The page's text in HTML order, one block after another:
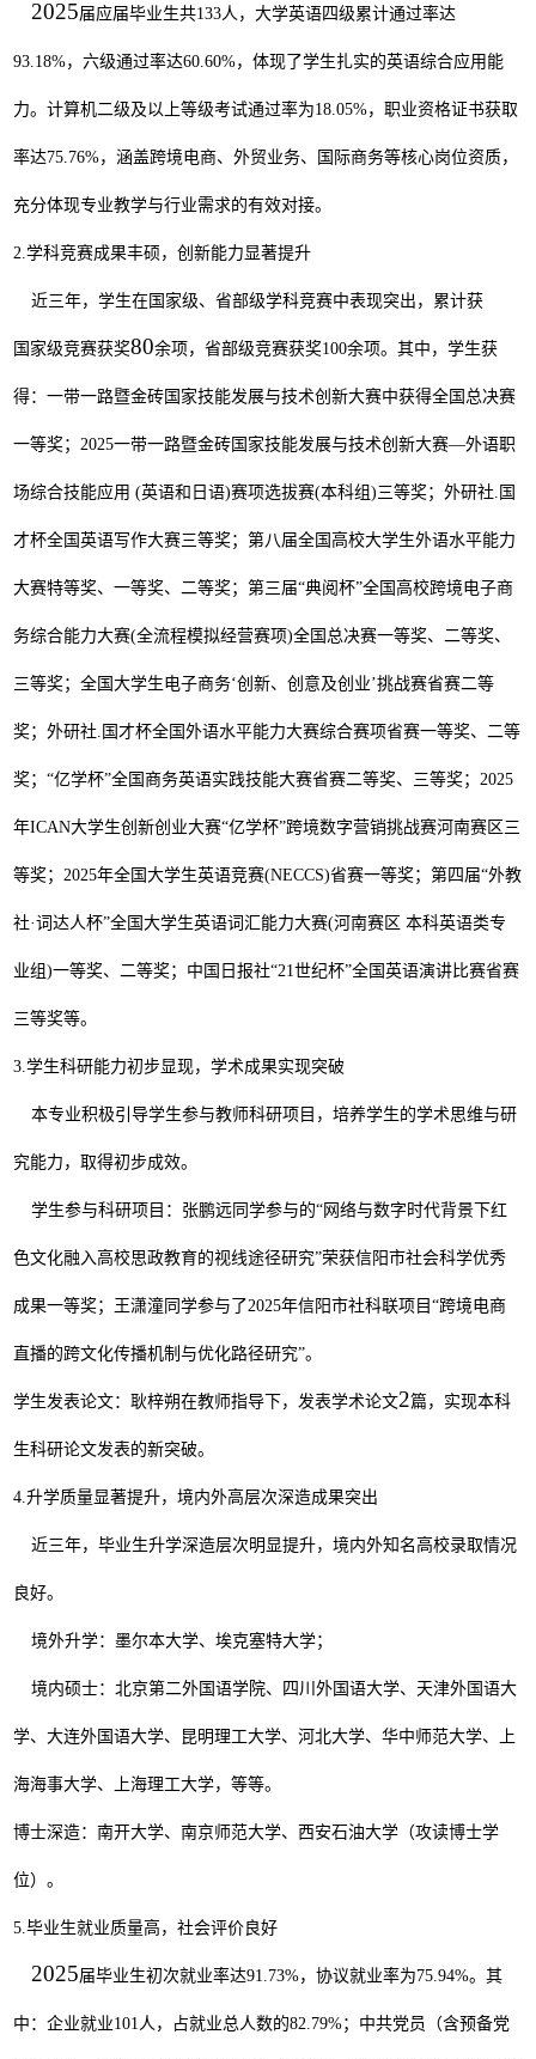
2025届应届毕业生共133人，大学英语四级累计通过率达
93.18%，六级通过率达60.60%，体现了学生扎实的英语综合应用能
力。计算机二级及以上等级考试通过率为18.05%，职业资格证书获取
率达75.76%，涵盖跨境电商、外贸业务、国际商务等核心岗位资质，
充分体现专业教学与行业需求的有效对接。
2.学科竞赛成果丰硕，创新能力显著提升
近三年，学生在国家级、省部级学科竞赛中表现突出，累计获
国家级竞赛获奖80余项，省部级竞赛获奖100余项。其中，学生获
得：一带一路暨金砖国家技能发展与技术创新大赛中获得全国总决赛
一等奖；2025一带一路暨金砖国家技能发展与技术创新大赛—外语职
场综合技能应用(英语和日语)赛项选拔赛(本科组)三等奖；外研社. 国
才杯全国英语写作大赛三等奖；第八届全国高校大学生外语水平能力
大赛特等奖、一等奖、二等奖；第三届“典阅杯”全国高校跨境电子商
务综合能力大赛(全流程模拟经营赛项)全国总决赛一等奖、二等奖、
三等奖；全国大学生电子商务‘创新、创意及创业’挑战赛省赛二等
奖；外研社. 国才杯全国外语水平能力大赛综合赛项省赛一等奖、二等
奖；“亿学杯”全国商务英语实践技能大赛省赛二等奖、三等奖；2025
年ICAN大学生创新创业大赛“亿学杯”跨境数字营销挑战赛河南赛区三
等奖；2025年全国大学生英语竞赛(NECCS)省赛一等奖；第四届“外教
社·词达人杯”全国大学生英语词汇能力大赛(河南赛区 本科英语类专
业组)一等奖、二等奖；中国日报社“21世纪杯”全国英语演讲比赛省赛
三等奖等。
3.学生科研能力初步显现，学术成果实现突破
本专业积极引导学生参与教师科研项目，培养学生的学术思维与研
究能力，取得初步成效。
学生参与科研项目：张鹏远同学参与的“网络与数字时代背景下红
色文化融入高校思政教育的视线途径研究”荣获信阳市社会科学优秀
成果一等奖；王潇潼同学参与了2025年信阳市社科联项目“跨境电商
直播的跨文化传播机制与优化路径研究”。
学生发表论文：耿梓朔在教师指导下，发表学术论文2篇，实现本科
生科研论文发表的新突破。
4.升学质量显著提升，境内外高层次深造成果突出
近三年，毕业生升学深造层次明显提升，境内外知名高校录取情况
良好。
境外升学：墨尔本大学、埃克塞特大学；
境内硕士：北京第二外国语学院、四川外国语大学、天津外国语大
学、大连外国语大学、昆明理工大学、河北大学、华中师范大学、上
海海事大学、上海理工大学，等等。
博士深造：南开大学、南京师范大学、西安石油大学（攻读博士学
位）。
5.毕业生就业质量高，社会评价良好
2025届毕业生初次就业率达91.73%，协议就业率为75.94%。其
中：企业就业101人，占就业总人数的82.79%；中共党员（含预备党